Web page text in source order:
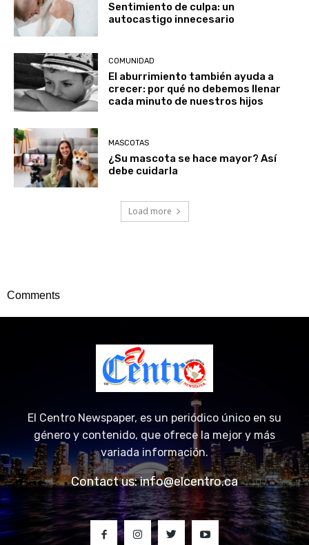
Sentimiento de culpa: un
autocastigo innecesario
COMUNIDAD
El aburrimiento también ayuda a
crecer: por qué no debemos llenar
cada minuto de nuestros hijos
MASCOTAS
¿Su mascota se hace mayor? Así
debe cuidarla
Load more
Comments
El Centro Newspaper, es un periódico único en su
género y contenido, que ofrece la mejor y más
variada información.
Contact us:info@elcentro.ca